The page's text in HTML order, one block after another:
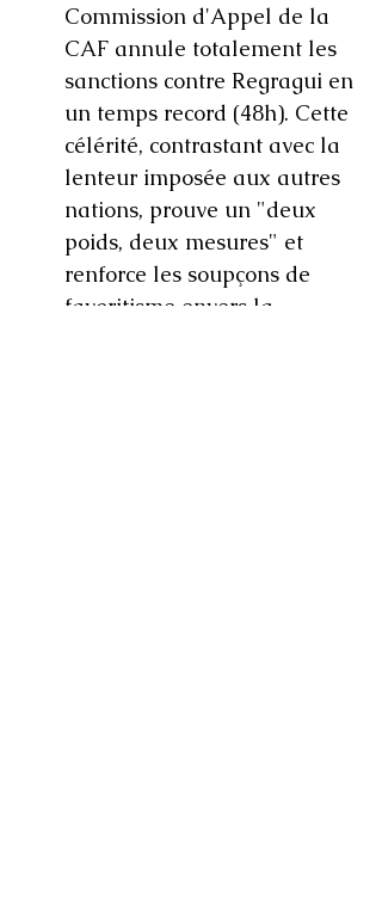
Commission d'Appel de la
CAF annule totalement les
sanctions contre Regragui en
un temps record (48h). Cette
célérité, contrastant avec la
lenteur imposée aux autres
nations, prouve un "deux
poids, deux mesures" et
renforce les soupçons de
favoritisme envers la